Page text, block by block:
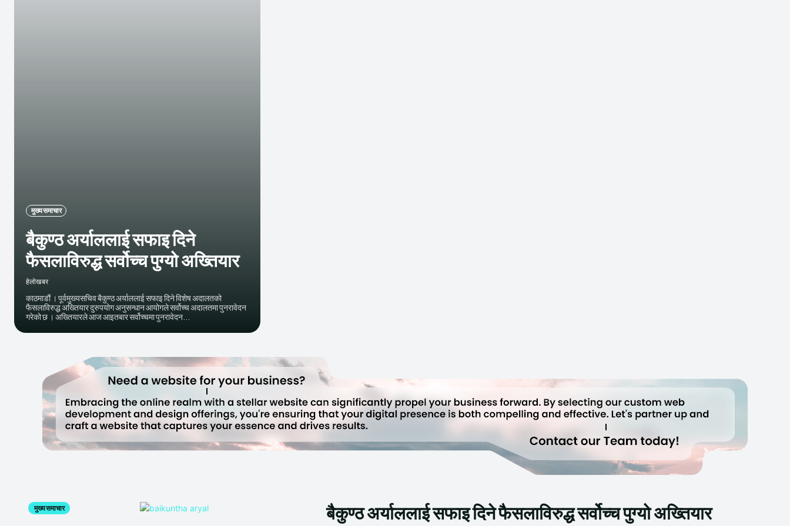
मुख्य समाचार
बैकुण्ठ अर्याललाई सफाइ दिने
फैसलाविरुद्ध सर्वोच्च पुग्यो अख्तियार
हेलाेखबर
काठमाडौं । पूर्वमुख्यसचिव बैकुण्ठ अर्याललाई सफाइ दिने विशेष अदालतको
फैसलाविरुद्ध अख्तियार दुरुपयोग अनुसन्धान आयोगले सर्वोच्च अदालतमा पुनरावेदन
गरेको छ । अख्तियारले आज आइतबार सर्वोच्चमा पुनरावेदन...
मुख्य समाचार बैकुण्ठ अर्याललाई सफाइ दिने फैसलाविरुद्ध सर्वोच्च पुग्यो अख्तियार